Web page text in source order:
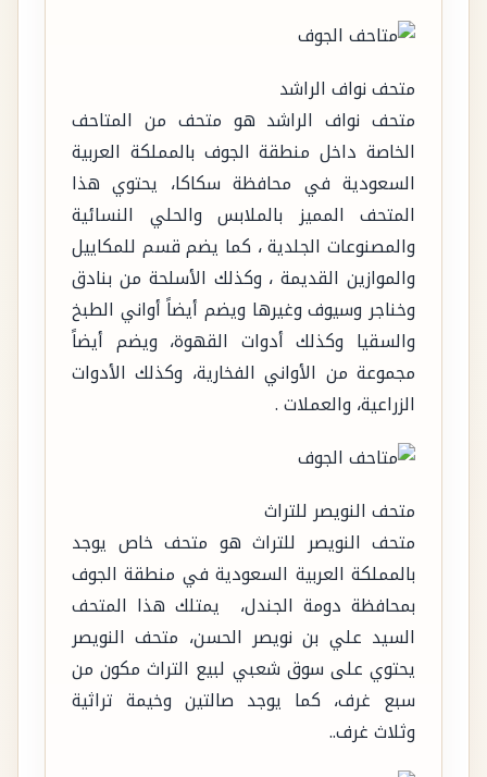
متحف نواف الراشد
متحف نواف الراشد هو متحف من المتاحف
الخاصة داخل منطقة الجوف بالمملكة العربية
السعودية في محافظة سكاكا، يحتوي هذا
المتحف المميز بالملابس والحلي النسائية
والمصنوعات الجلدية ، كما يضم قسم للمكاييل
والموازين القديمة ، وكذلك الأسلحة من بنادق
وخناجر وسيوف وغيرها ويضم أيضاً أواني الطبخ
والسقيا وكذلك أدوات القهوة، ويضم أيضاً
مجموعة من الأواني الفخارية، وكذلك الأدوات
الزراعية، والعملات .
متحف النويصر للتراث
متحف النويصر للتراث هو متحف خاص يوجد
بالمملكة العربية السعودية في منطقة الجوف
بمحافظة دومة الجندل، يمتلك هذا المتحف
السيد علي بن نويصر الحسن، متحف النويصر
يحتوي على سوق شعبي لبيع التراث مكون من
سبع غرف، كما يوجد صالتين وخيمة تراثية
وثلاث غرف..